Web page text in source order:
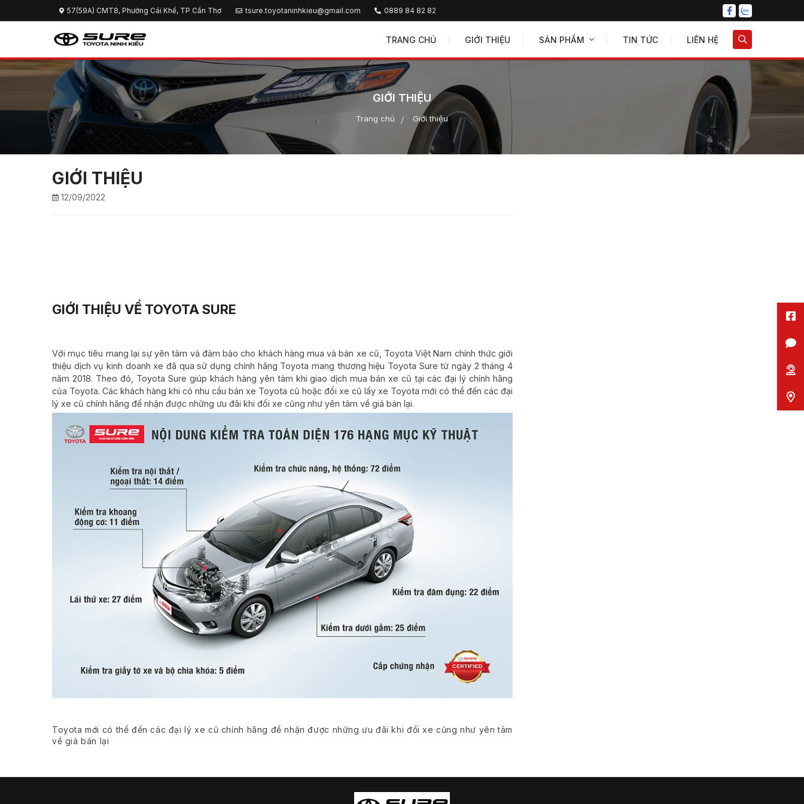
57(59A) CMT8, Phường Cái Khế, TP Cần Thơ tsure.toyotaninhkieu@gmail.com 0889 84 82 82
TRANG CHỦ GIỚI THIỆU SẢN PHẨM TIN TỨC LIÊN HỆ
GIỚI THIỆU
Trang chủ Giới thiệu
GIỚI THIỆU
12/09/2022
GIỚI THIỆU VỀ TOYOTA SURE
Với mục tiêu mang lại sự yên tâm và đảm bảo cho khách hàng mua và bán xe cũ, Toyota Việt Nam chính thức giới
thiệu dịch vụ kinh doanh xe đã qua sử dụng chính hãng Toyota mang thương hiệu Toyota Sure từ ngày 2 tháng 4
năm 2018. Theo đó, Toyota Sure giúp khách hàng yên tâm khi giao dịch mua bán xe cũ tại các đại lý chính hãng
của Toyota. Các khách hàng khi có nhu cầu bán xe Toyota cũ hoặc đổi xe cũ lấy xe Toyota mới có thể đến các đại
lý xe cũ chính hãng để nhận được những ưu đãi khi đổi xe cũng như yên tâm về giá bán lại.
Toyota mới có thể đến các đại lý xe cũ chính hãng để nhận được những ưu đãi khi đổi xe cũng như yên tâm
về giá bán lại